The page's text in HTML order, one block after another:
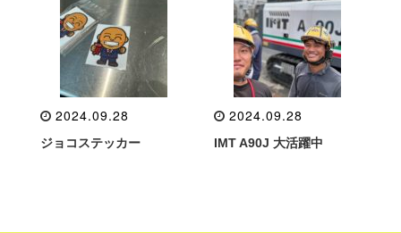
2024.09.28
ジョコステッカー
2024.09.28
IMT A90J 大活躍中